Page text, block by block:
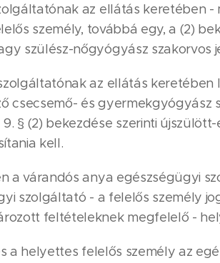
az ellátás keretében -
személy, továbbá egy, a (2)
szülész-nőgyógyász szakorvos
az ellátás
csecsemő- és gyermekgyógyász
§ (2) bekezdése szerinti
kell.
a várandós anya egészségügyi
szolgáltató - a felelős személy
feltételeknek megfelelő -
a helyettes felelős személy az